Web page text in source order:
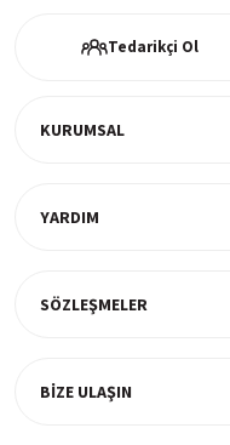
Tedarikçi Ol
KURUMSAL
YARDIM
SÖZLEŞMELER
BİZE ULAŞIN